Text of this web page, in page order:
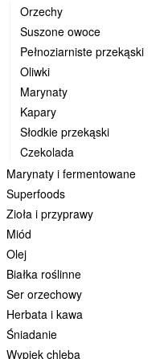
Orzechy
Suszone owoce
Pełnoziarniste przekąski
Oliwki
Marynaty
Kapary
Słodkie przekąski
Czekolada
Marynaty i fermentowane
Superfoods
Zioła i przyprawy
Miód
Olej
Białka roślinne
Ser orzechowy
Herbata i kawa
Śniadanie
Wypiek chleba